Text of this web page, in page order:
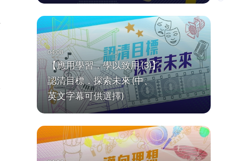
【應用學習．學以致用 (3)】
認清目標．探索未來 (中、
英文字幕可供選擇)